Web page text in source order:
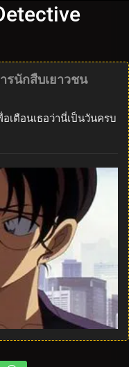
นักสืบเยาวชน
เตือนเธอว่านี่เป็นวันครบ